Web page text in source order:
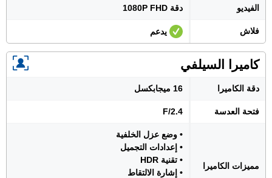
الفيديو دقة 1080P FHD
فلاش يدعم
كاميرا السيلفي
دقة الكاميرا 16 ميجابكسل
فتحة العدسة F/2.4
مميزات الكاميرا
• وضع عزل الخلفية
• إعدادات التجميل
• تقنية HDR
• إشارة الالتقاط